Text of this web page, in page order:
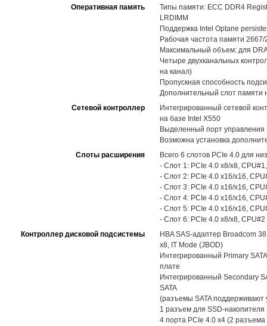
Оперативная память
Типы памяти: ECC DDR4
LRDIMM
Поддержка Intel Optane
Рабочая частота памяти
Максимальный объем: для
Четыре двухканальных
на канал)
Пропускная способность
Дополнительный слот памяти
Сетевой контроллер
Интегрированный сетевой
на базе Intel X550
Выделенный порт управления
Возможна установка
Слоты расширения
Всего 6 слотов PCIe 4.0 для
- Слот 1: PCIe 4.0 x8/x8,
- Слот 2: PCIe 4.0 x16/x16,
- Слот 3: PCIe 4.0 x16/x16,
- Слот 4: PCIe 4.0 x16/x16,
- Слот 5: PCIe 4.0 x16/x16,
- Слот 6: PCIe 4.0 x8/x8, CPU#2
Контроллер дисковой подсистемы
HBA SAS-адаптер Broadcom
x8, IT Mode (JBOD)
Интегрированный Primary
плате
Интегрированный Secondary
SATA
(разъемы SATA поддерживают
1 разъем для SSD-
4 порта PCIe 4.0 x4 (2